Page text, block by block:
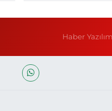
Haber